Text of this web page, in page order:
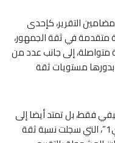
وفق مضامين التقرير، كإحدى
متقدمة في ثقة الجمهور،
إلى جانب عدد من
مستويات ثقة
تقتصر هذه الريادة على قناة ميدي1تيفي فقط، بل تمتد أيضا إلى
إذاعة البحر الأبيض المتوسط الدولية “ميدي1”، التي سجلت نسبة ثقة